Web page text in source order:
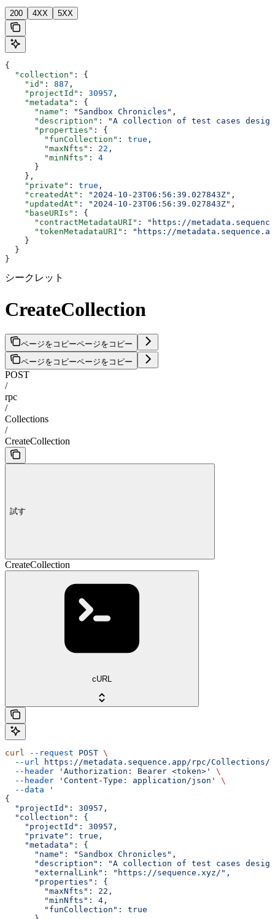
200 4XX 5XX
{
  "collection"
: {
    "id"
: 887 ,
    "projectId"
: 30957 ,
    "metadata"
: {
      "name"
: "Sandbox Chronicles" ,
      "description"
:
"A collection of test cases
      "properties"
: {
        "funCollection"
: true ,
        "maxNfts"
: 22 ,
        "minNfts"
: 4
      }
    },
    "private"
: true ,
    "createdAt"
: "2024-10-23T06:56:39.027843Z" ,
    "updatedAt"
: "2024-10-23T06:56:39.027843Z" ,
    "baseURIs"
: {
      "contractMetadataURI"
:
"https://
      "tokenMetadataURI"
:
"https://
    }
  }
}
シークレット
CreateCollection
ページをコピーページをコピー
ページをコピーページをコピー
POST
/
rpc
/
Collections
/
CreateCollection
試す
CreateCollection
cURL
curl --request POST \
  --url
https://metadata.sequence.app/rpc/Collections/
  --header
'Authorization: Bearer <token>'
\
  --header
'Content-Type: application/json'
\
  --data
'
{
  "projectId": 30957,
  "collection": {
    "projectId": 30957,
    "private": true,
    "metadata": {
      "name": "Sandbox Chronicles",
"description": "A collection of test cases
      "externalLink": "https://sequence.xyz/",
      "properties": {
        "maxNfts": 22,
        "minNfts": 4,
        "funCollection": true